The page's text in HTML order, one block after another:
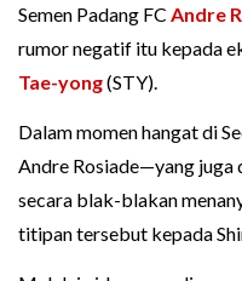
Semen Padang FC Andre
rumor negatif itu kepada
Tae-yong(STY).
Dalam momen hangat di
Andre Rosiade—yang
secara blak-blakan
titipan tersebut kepada